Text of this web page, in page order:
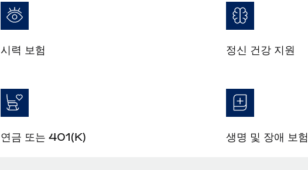
시력 보험 정신 건강 지원
연금 또는 401(K) 생명 및 장애 보험